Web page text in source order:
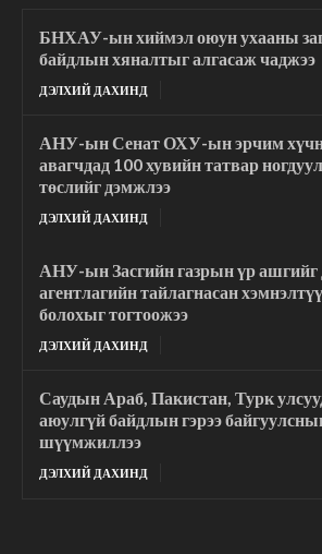
БНХАУ-ын хиймэл оюун ухааны
байдлын хяналтыг алгасаж чаджээ
ДЭЛХИЙ ДАХИНД
АНУ-ын Сенат ОХУ-ын эрчим
авагчдад 100 хувийн татвар
төслийг дэмжлээ
ДЭЛХИЙ ДАХИНД
АНУ-ын Засгийн газрын үр ашгийг
агентлагийн тайлагнасан
болохыг тогтоожээ
ДЭЛХИЙ ДАХИНД
Саудын Араб, Пакистан, Турк
аюулгүй байдлын гэрээ
шүүмжиллээ
ДЭЛХИЙ ДАХИНД